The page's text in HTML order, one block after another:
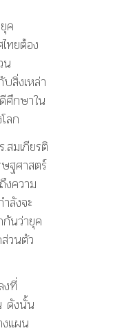
ค
ทยต้อง
น
สิ่งเหล่า
ศึกษาใน
ลก
มเกียรติ
ฐศาสตร์
งความ
ลังจะ
กันว่ายุค
วนตัว
งที่
ดังนั้น
แผน